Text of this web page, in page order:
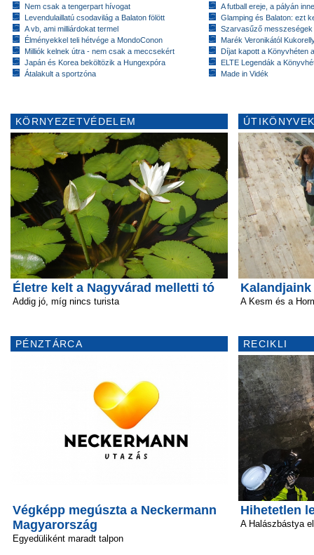
Nem csak a tengerpart hívogat
Levendulaillatú csodavilág a Balaton fölött
A vb, ami milliárdokat termel
Élményekkel teli hétvége a MondoConon
Milliók kelnek útra - nem csak a meccsekért
Japán és Korea beköltözik a Hungexpóra
Átalakult a sportzóna
A futball ereje, a pályán
Glamping és Balaton: ezt
Szarvasűző messzeségek
Marék Veronikától
Díjat kapott a Könyvhéten
ELTE Legendák a
Made in Vidék
KÖRNYEZETVÉDELEM
Életre kelt a Nagyvárad melletti tó
Addig jó, míg nincs turista
PÉNZTÁRCA
Végképp megúszta a Neckermann
Magyarország
Egyedüliként maradt talpon
A Kesm és a
RECIKLI
Hihetetlen
A Halászbástya